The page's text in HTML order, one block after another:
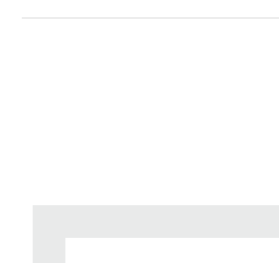
3. Rosolate un po’ per volta a fuoco